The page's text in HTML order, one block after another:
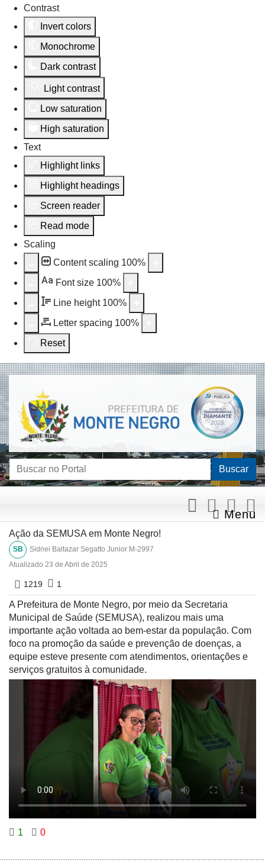
Contrast
Invert colors
Monochrome
Dark contrast
Light contrast
Low saturation
High saturation
Text
Highlight links
Highlight headings
Screen reader
Read mode
Scaling
Content scaling 100%
Aa Font size 100%
Line height 100%
Letter spacing 100%
Reset
Buscar
Ação da SEMUSA em Monte Negro!
SB
Sidnei Baltazar Segatto Junior M-2997
Atualizado 23 de Abril de 2025
1219 1
A Prefeitura de Monte Negro, por meio da Secretaria
Municipal de Saúde (SEMUSA), realizou mais uma
importante ação voltada ao bem-estar da população. Com
foco na promoção da saúde e prevenção de doenças, a
equipe esteve presente com atendimentos, orientações e
serviços gratuitos à comunidade.
1 0